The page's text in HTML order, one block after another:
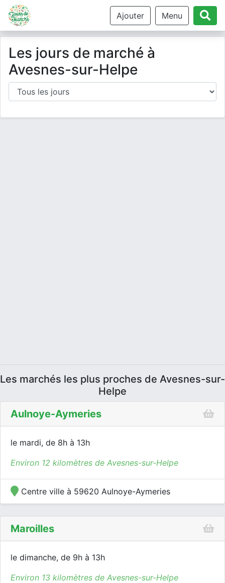
Ajouter Menu
Les jours de marché à
Avesnes-sur-Helpe
Les marchés les plus proches de Avesnes-sur-
Helpe
Aulnoye-Aymeries
le mardi, de 8h à 13h
Environ 12 kilomètres de Avesnes-sur-Helpe
Centre ville à 59620 Aulnoye-Aymeries
Maroilles
le dimanche, de 9h à 13h
Environ 13 kilomètres de Avesnes-sur-Helpe